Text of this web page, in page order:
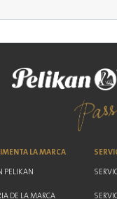
LA MARCA
PELIKAN
DE LA MARCA